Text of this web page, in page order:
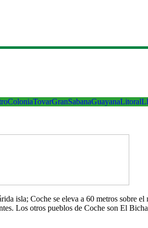
ColoniaTovarGranSabanaGuayanaLitoral
isla; Coche se eleva a 60 metros
Los otros pueblos de Coche son El